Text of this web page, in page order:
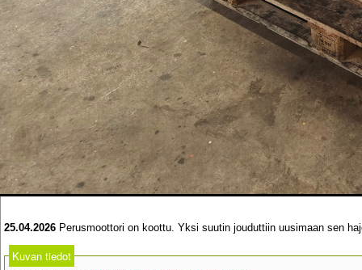
25.04.2026 Perusmoottori on koottu. Yksi suutin jouduttiin uusimaan sen
Kuvan tiedot